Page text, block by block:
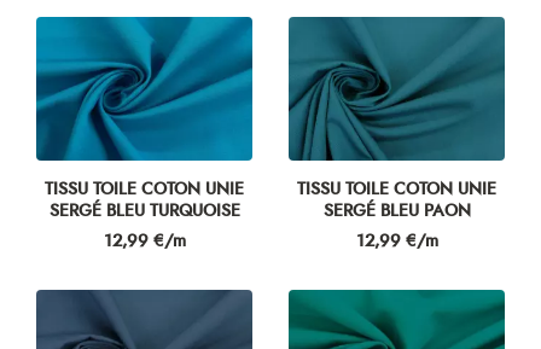
TISSU TOILE COTON UNIE
SERGÉ BLEU TURQUOISE
Prix
12,99 €/m
TISSU TOILE COTON UNIE
SERGÉ BLEU PAON
Prix
12,99 €/m